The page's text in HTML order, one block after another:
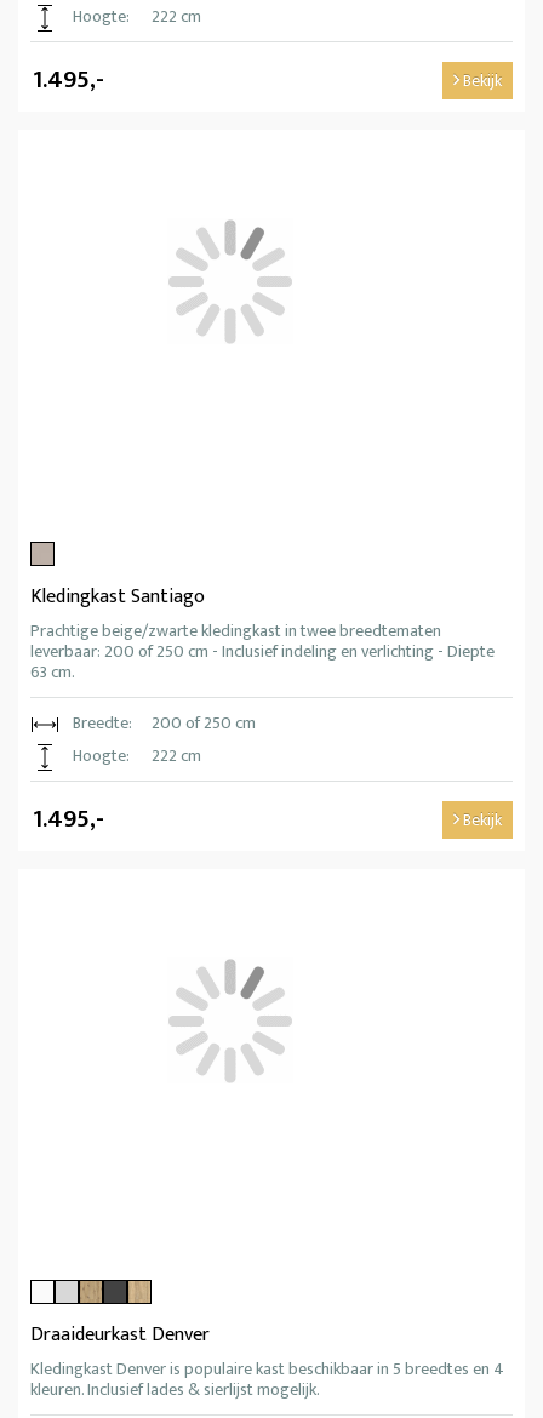
Hoogte:
222 cm
1.495,- Bekijk
Kledingkast Santiago
Prachtige beige/zwarte kledingkast in twee breedtematen
leverbaar: 200 of 250 cm - Inclusief indeling en verlichting - Diepte
63 cm.
Breedte:
200 of 250 cm
Hoogte:
222 cm
1.495,- Bekijk
Draaideurkast Denver
Kledingkast Denver is populaire kast beschikbaar in 5 breedtes en 4
kleuren. Inclusief lades & sierlijst mogelijk.